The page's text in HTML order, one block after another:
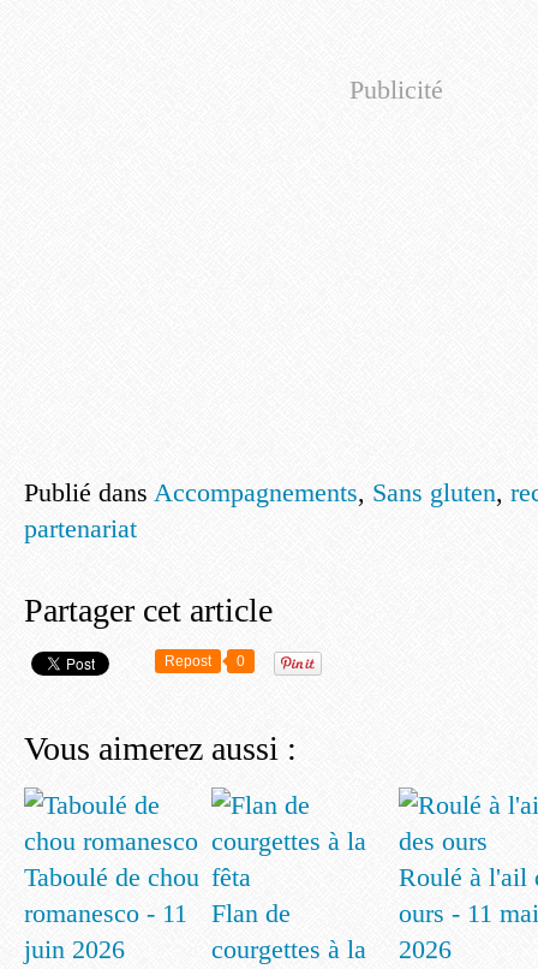
Publicité
Publié dans Accompagnements, Sans gluten,
partenariat
Partager cet article
Repost 0
Vous aimerez aussi :
Taboulé de chou
romanesco - 11
juin 2026
Flan de
courgettes à la
Roulé à l'ail
ours - 11 mai
2026